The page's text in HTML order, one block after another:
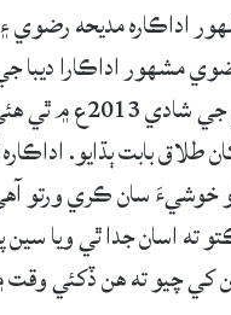
اداڪاره مديحه
رضوي مشهور اداڪارا
مشهور اداڪار
بابت ٻڌايو.
سان ڪري ورتو
اسان جدا ٿي ويا سين
کي چيو ته هن ڏکئي